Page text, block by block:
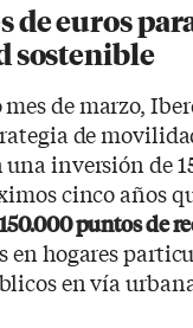
de euros
sostenible
mes de marzo,
de
inversión de
cinco años
puntos de
en hogares
en vía